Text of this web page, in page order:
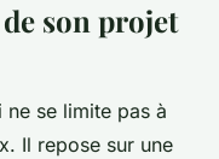
son projet
se limite pas à
Il repose sur une